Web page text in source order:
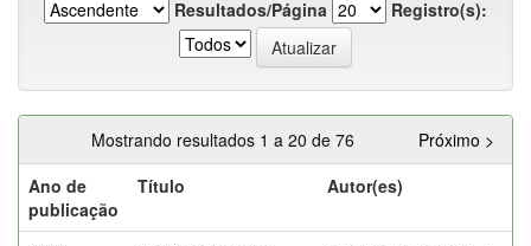
Resultados/Página
Registro(s):
Mostrando resultados 1 a 20 de 76
Próximo >
Ano de
publicação
Título Autor(es)